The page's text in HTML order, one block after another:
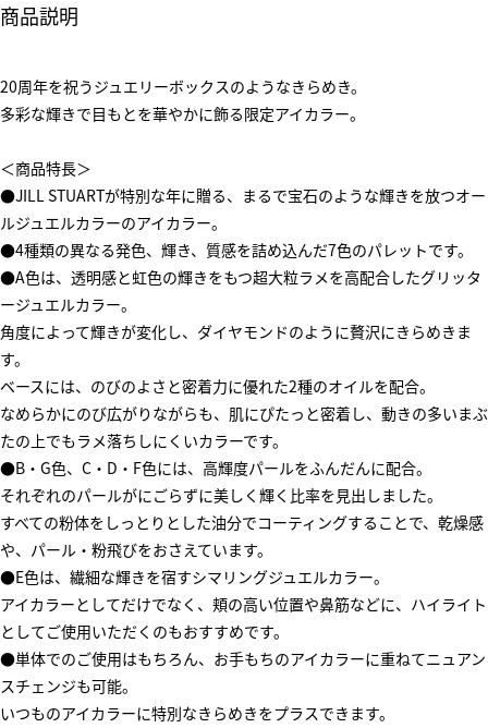
商品説明
20周年を祝うジュエリーボックスのようなきらめき。
多彩な輝きで目もとを華やかに飾る限定アイカラー。
＜商品特長＞
●JILL STUARTが特別な年に贈る、まるで宝石のような輝きを放つオー
ルジュエルカラーのアイカラー。
●4種類の異なる発色、輝き、質感を詰め込んだ7色のパレットです。
●A色は、透明感と虹色の輝きをもつ超大粒ラメを高配合したグリッタ
ージュエルカラー。
角度によって輝きが変化し、ダイヤモンドのように贅沢にきらめきま
す。
ベースには、のびのよさと密着力に優れた2種のオイルを配合。
なめらかにのび広がりながらも、肌にぴたっと密着し、動きの多いまぶ
たの上でもラメ落ちしにくいカラーです。
●B・G色、C・D・F色には、高輝度パールをふんだんに配合。
それぞれのパールがにごらずに美しく輝く比率を見出しました。
すべての粉体をしっとりとした油分でコーティングすることで、乾燥感
や、パール・粉飛びをおさえています。
●E色は、繊細な輝きを宿すシマリングジュエルカラー。
アイカラーとしてだけでなく、頬の高い位置や鼻筋などに、ハイライト
としてご使用いただくのもおすすめです。
●単体でのご使用はもちろん、お手もちのアイカラーに重ねてニュアン
スチェンジも可能。
いつものアイカラーに特別なきらめきをプラスできます。